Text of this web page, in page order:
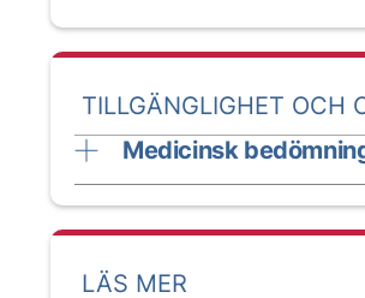
TILLGÄNGLIGHET OCH
Medicinsk
LÄS MER